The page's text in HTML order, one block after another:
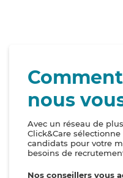
nous
Avec un réseau de
Click&Care
candidats pour votre
besoins de
Nos conseillers vous